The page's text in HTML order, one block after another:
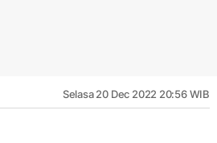
Selasa 20 Dec 2022 20:56 WIB